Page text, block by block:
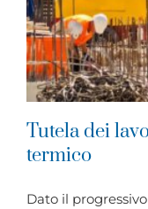
Tutela dei
termico
Dato il